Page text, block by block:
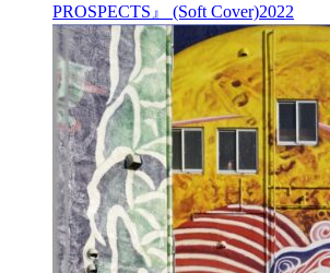
PROSPECTS』 (Soft Cover)2022